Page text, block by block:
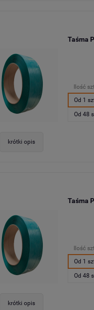
Taśma
krótki opis
Ilość
Od 1
Od 48
Taśma
krótki opis
Ilość
Od 1
Od 48